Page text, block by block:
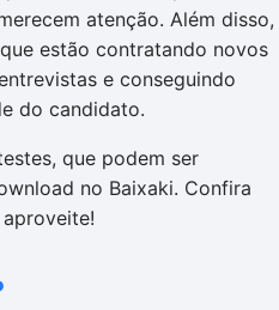
atenção. Além disso,
estão contratando novos
e conseguindo
do candidato.
que podem ser
no Baixaki. Confira